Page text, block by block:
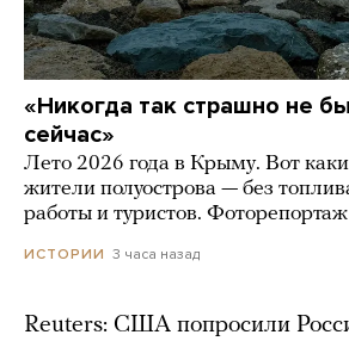
«Никогда так страшно не
сейчас»
Лето 2026 года в Крыму. Вот
жители полуострова — без
работы и туристов. Фоторепортаж
ИСТОРИИ 3 часа назад
Reuters: США попросили